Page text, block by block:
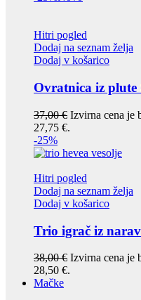
Hitri pogled
Dodaj na seznam želja
Dodaj v košarico
Ovratnica iz
37,00€ Izvirna cena je
27,75 €.
-25%
Hitri pogled
Dodaj na seznam želja
Dodaj v košarico
Trio igrač iz
38,00€ Izvirna cena je
28,50 €.
Mačke